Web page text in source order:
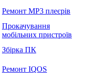
Ремонт MP3 плеєрів
Прокачування
мобільних пристроїв
Збірка ПК
Ремонт IQOS